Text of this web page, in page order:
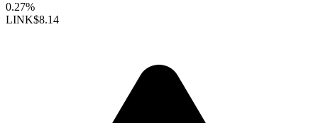
0.27%
LINK$8.14